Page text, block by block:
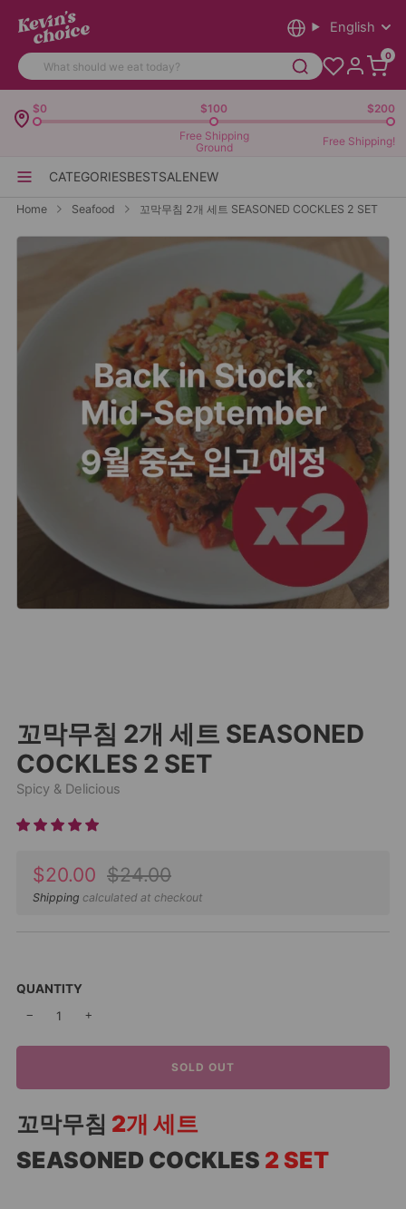
English
0
CATEGORIESBESTSALENEW
$0 $100
$200
Free Shipping
Ground
Free Shipping!
Home Seafood 꼬막무침 2개 세트 SEASONED COCKLES 2 SET
꼬막무침 2개 세트 SEASONED
COCKLES 2 SET
Spicy & Delicious
Sale
price
$20.00 Regular
price
$24.00
Shipping calculated at checkout
QUANTITY
− +
SOLD OUT
꼬막무침 2개 세트
SEASONED COCKLES 2 SET